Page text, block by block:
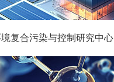
复合污染与控制研究中心